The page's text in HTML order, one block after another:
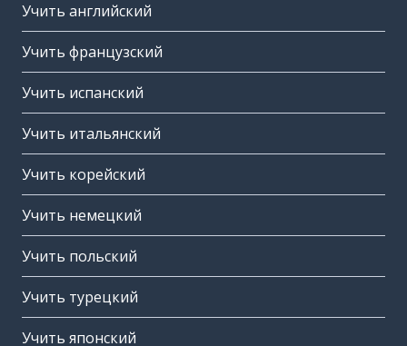
Учить английский
Учить французский
Учить испанский
Учить итальянский
Учить корейский
Учить немецкий
Учить польский
Учить турецкий
Учить японский